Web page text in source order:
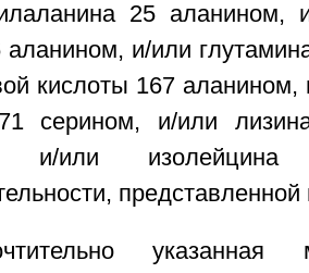
25 аланином,
аланином, и/или
кислоты 167 аланином,
серином, и/или
и/или
представленной